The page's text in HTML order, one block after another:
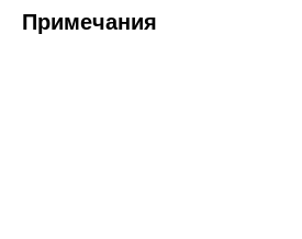
Примечания